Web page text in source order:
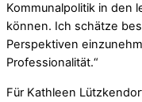
Kommunalpolitik in den
können. Ich schätze
Perspektiven
Professionalität.“
Für Kathleen